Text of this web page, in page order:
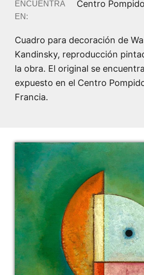
ENCUENTRA
EN:
Centro
Cuadro para decoración de
Kandinsky, reproducción
la obra. El original se
expuesto en el Centro
Francia.